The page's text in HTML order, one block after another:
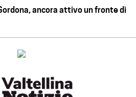
ancora attivo un fronte di